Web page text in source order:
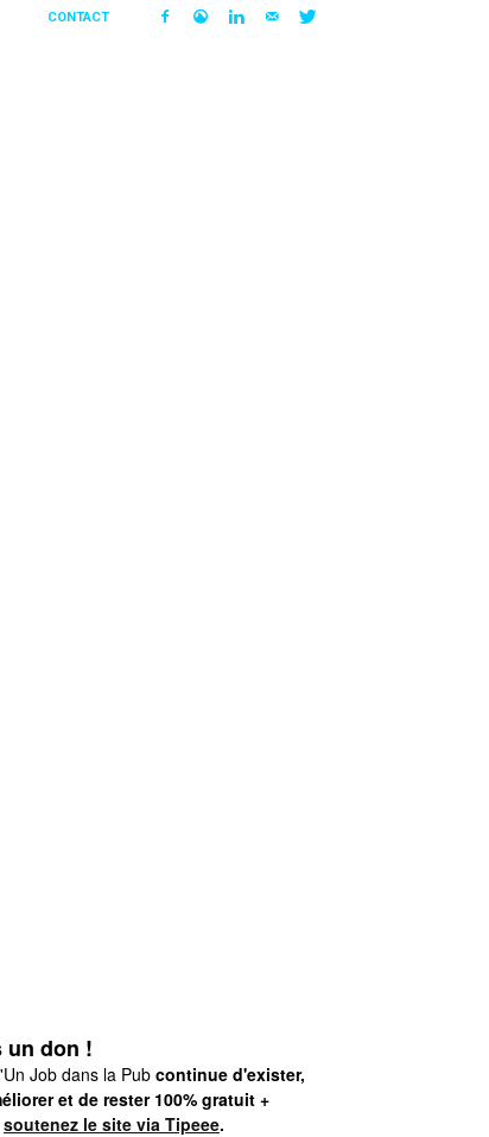
CONTACT
un don !
Job dans la Pub continue d'exister,
et de rester 100% gratuit +
soutenez le site via Tipeee.